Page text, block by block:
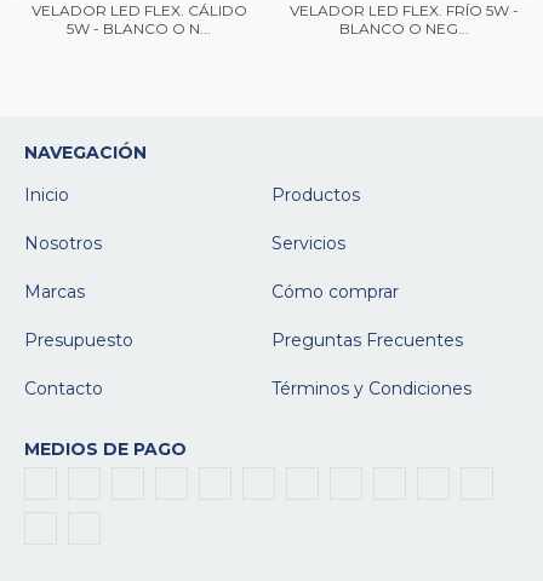
VELADOR LED FLEX. CÁLIDO
5W - BLANCO O N...
VELADOR LED FLEX. FRÍO 5W -
BLANCO O NEG...
NAVEGACIÓN
Inicio
Productos
Nosotros Servicios
Marcas Cómo comprar
Presupuesto Preguntas Frecuentes
Contacto Términos y Condiciones
MEDIOS DE PAGO